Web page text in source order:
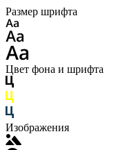
Размер шрифта
Цвет фона и шрифта
Изображения